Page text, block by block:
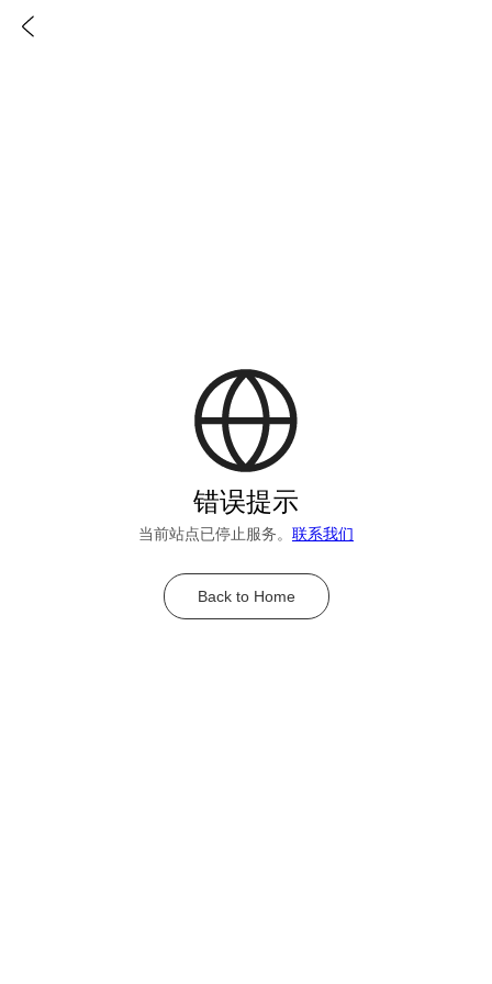
错误提示
当前站点已停止服务。 联系我们
Back to Home